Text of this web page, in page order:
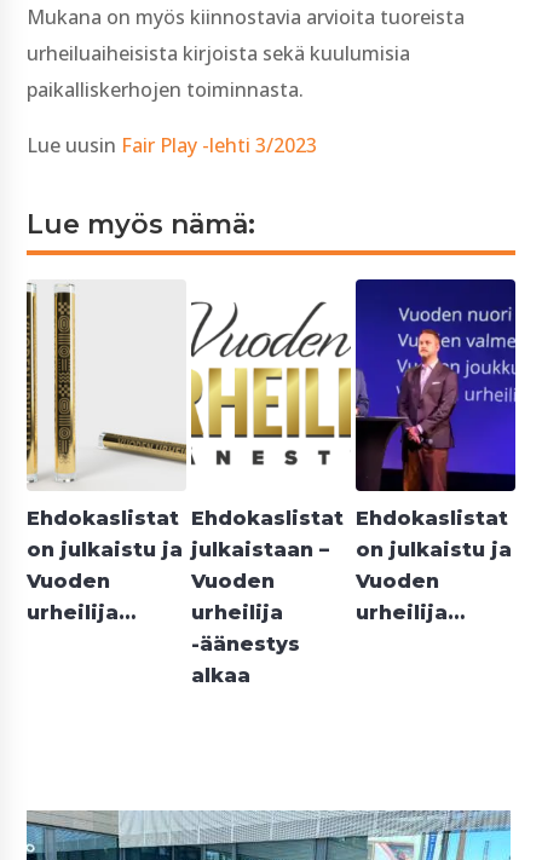
Mukana on myös kiinnostavia arvioita tuoreista
urheiluaiheisista kirjoista sekä kuulumisia
paikalliskerhojen toiminnasta.
Lue uusin Fair Play -lehti 3/2023
Lue myös nämä:
Ehdokaslistat
on julkaistu ja
Vuoden
urheilija…
Ehdokaslistat
julkaistaan –
Vuoden
urheilija
-äänestys
alkaa
Ehdokaslistat
on julkaistu ja
Vuoden
urheilija…